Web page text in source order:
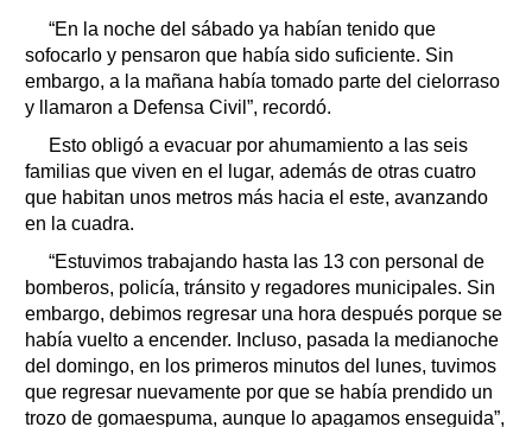
“En la noche del sábado ya habían tenido que
sofocarlo y pensaron que había sido suficiente. Sin
embargo, a la mañana había tomado parte del cielorraso
y llamaron a Defensa Civil”, recordó.
Esto obligó a evacuar por ahumamiento a las seis
familias que viven en el lugar, además de otras cuatro
que habitan unos metros más hacia el este, avanzando
en la cuadra.
“Estuvimos trabajando hasta las 13 con personal de
bomberos, policía, tránsito y regadores municipales. Sin
embargo, debimos regresar una hora después porque se
había vuelto a encender. Incluso, pasada la medianoche
del domingo, en los primeros minutos del lunes, tuvimos
que regresar nuevamente por que se había prendido un
trozo de gomaespuma, aunque lo apagamos enseguida”,